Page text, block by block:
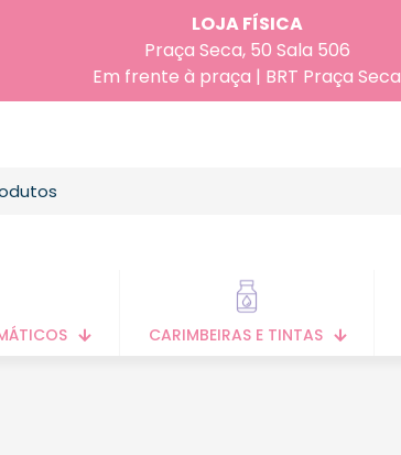
LOJA FÍSICA
Praça Seca, 50 Sala 506
Em frente à praça | BRT Praça Seca
CARIMBEIRAS E TINTAS